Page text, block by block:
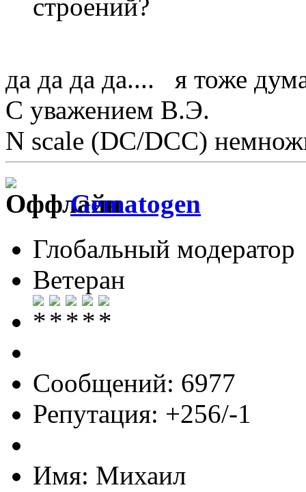
строений?
да да да да.... я тоже
С уважением В.Э.
N scale (DC/DCC)
Gematogen
Глобальный модератор
Ветеран
Сообщений: 6977
Репутация: +256/-1
Имя: Михаил